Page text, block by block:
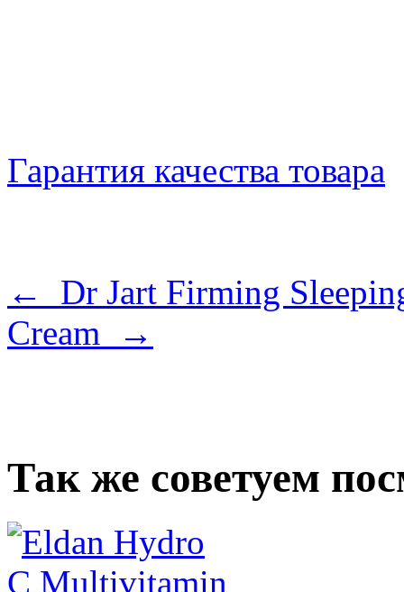
Гарантия качества товара
← Dr Jart Firming
Cream →
Так же советуем